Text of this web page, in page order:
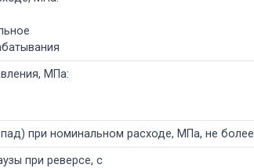
МПа:
при номинальном расходе, МПа, не более
при реверсе, с